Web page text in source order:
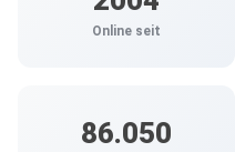
Online seit
86.050